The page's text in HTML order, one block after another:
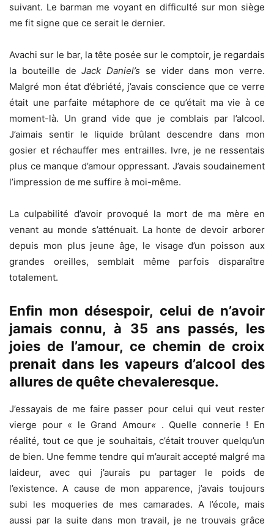
suivant. Le barman me voyant en difficulté sur mon siège
me fit signe que ce serait le dernier.
Avachi sur le bar, la tête posée sur le comptoir, je regardais
la bouteille deJack Daniel’s se vider dans mon verre.
Malgré mon état d’ébriété, j’avais conscience que ce verre
était une parfaite métaphore de ce qu’était ma vie à ce
moment-là. Un grand vide que je comblais par l’alcool.
J’aimais sentir le liquide brûlant descendre dans mon
gosier et réchauffer mes entrailles. Ivre, je ne ressentais
plus ce manque d’amour oppressant. J’avais soudainement
l’impression de me suffire à moi-même.
La culpabilité d’avoir provoqué la mort de ma mère en
venant au monde s’atténuait. La honte de devoir arborer
depuis mon plus jeune âge, le visage d’un poisson aux
grandes oreilles, semblait même parfois disparaître
totalement.
Enfin mon désespoir, celui de n’avoir
jamais connu, à 35 ans passés, les
joies de l’amour, ce chemin de croix
prenait dans les vapeurs d’alcool des
allures de quête chevaleresque.
J’essayais de me faire passer pour celui qui veut rester
vierge pour « le Grand Amour« . Quelle connerie ! En
réalité, tout ce que je souhaitais, c’était trouver quelqu’un
de bien. Une femme tendre qui m’aurait accepté malgré ma
laideur, avec qui j’aurais pu partager le poids de
l’existence. A cause de mon apparence, j’avais toujours
subi les moqueries de mes camarades. A l’école, mais
aussi par la suite dans mon travail, je ne trouvais grâce